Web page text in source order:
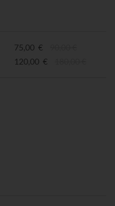
75,00 €
120,00 €